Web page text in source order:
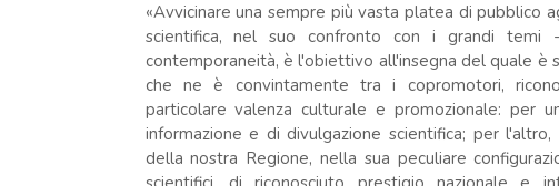
«Avvicinare una sempre più vasta platea di pubblico
scientifica, nel suo confronto con i grandi temi
contemporaneità, è l'obiettivo all'insegna del quale è
che ne è convintamente tra i copromotori,
particolare valenza culturale e promozionale: per
informazione e di divulgazione scientifica; per
della nostra Regione, nella sua peculiare